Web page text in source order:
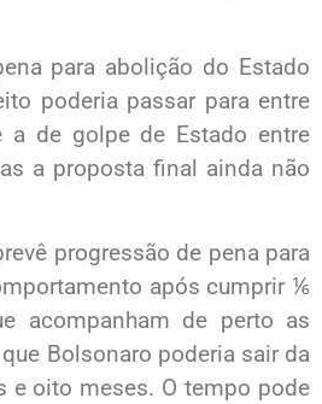
para abolição do Estado
poderia passar para entre
de golpe de Estado entre
a proposta final ainda não
progressão de pena para
após cumprir ⅙
acompanham de perto as
Bolsonaro poderia sair da
e oito meses. O tempo pode